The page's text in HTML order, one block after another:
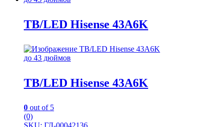
TB/LED Hisense 43A6K
до 43 дюймов
TB/LED Hisense 43A6K
0 out of 5
(0)
SKU: ГЛ-00042136